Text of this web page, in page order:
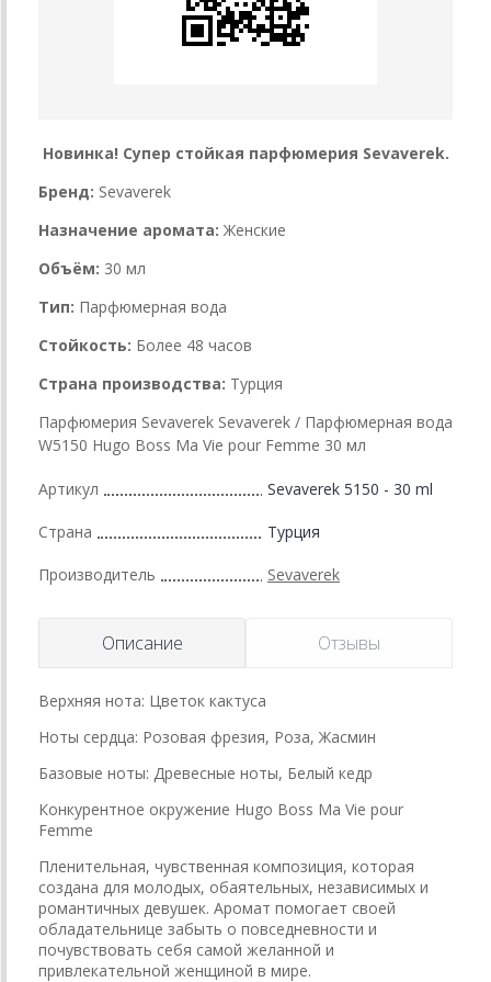
Новинка! Супер стойкая парфюмерия Sevaverek.
Бренд: Sevaverek
Назначение аромата: Женские
Объём: 30 мл
Тип: Парфюмерная вода
Стойкость: Более 48 часов
Страна производства: Турция
Парфюмерия Sevaverek Sevaverek / Парфюмерная вода
W5150 Hugo Boss Ma Vie pour Femme 30 мл
Артикул Sevaverek 5150 - 30 ml
Страна Турция
Производитель Sevaverek
Описание Отзывы
Верхняя нота: Цветок кактуса
Ноты сердца: Розовая фрезия, Роза, Жасмин
Базовые ноты: Древесные ноты, Белый кедр
Конкурентное окружение Hugo Boss Ma Vie pour
Femme
Пленительная, чувственная композиция, которая
создана для молодых, обаятельных, независимых и
романтичных девушек. Аромат помогает своей
обладательнице забыть о повседневности и
почувствовать себя самой желанной и
привлекательной женщиной в мире.